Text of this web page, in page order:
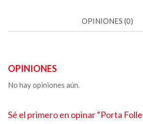
OPINIONES (0)
OPINIONES
No hay opiniones aún.
Sé el primero en opinar “Porta